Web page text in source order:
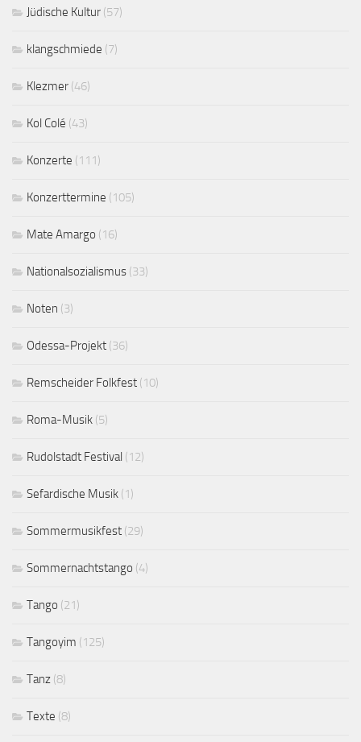
Jüdische Kultur (57)
klangschmiede (7)
Klezmer (46)
Kol Colé (43)
Konzerte (111)
Konzerttermine (105)
Mate Amargo (16)
Nationalsozialismus (33)
Noten (3)
Odessa-Projekt (36)
Remscheider Folkfest (10)
Roma-Musik (5)
Rudolstadt Festival (12)
Sefardische Musik (1)
Sommermusikfest (29)
Sommernachtstango (4)
Tango (21)
Tangoyim (125)
Tanz (8)
Texte (8)